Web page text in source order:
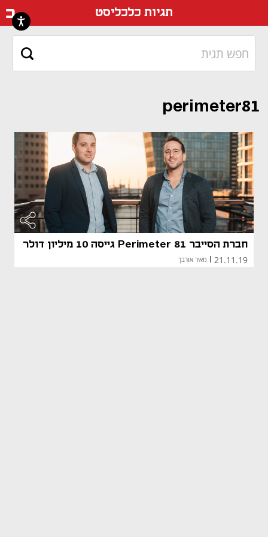
תגיות כלכליסט
perimeter81
חברת הסייבר Perimeter 81 גייסה 10 מיליון דולר
21.11.19 מאיר אורבך